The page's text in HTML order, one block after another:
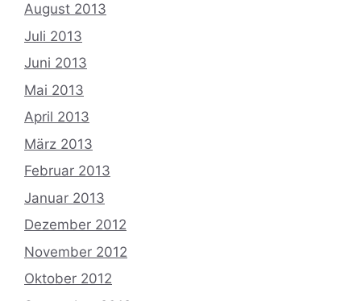
August 2013
Juli 2013
Juni 2013
Mai 2013
April 2013
März 2013
Februar 2013
Januar 2013
Dezember 2012
November 2012
Oktober 2012